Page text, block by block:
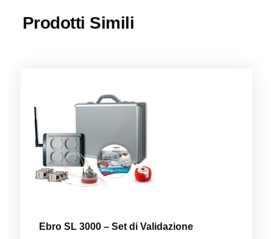
Prodotti Simili
Ebro SL 3000 – Set di Validazione